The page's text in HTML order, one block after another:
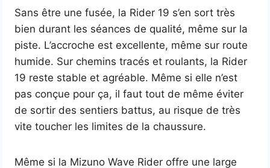
Sans être une fusée, la Rider 19 s’en sort très
bien durant les séances de qualité, même sur la
piste. L’accroche est excellente, même sur route
humide. Sur chemins tracés et roulants, la Rider
19 reste stable et agréable. Même si elle n’est
pas conçue pour ça, il faut tout de même éviter
de sortir des sentiers battus, au risque de très
vite toucher les limites de la chaussure.
Même si la Mizuno Wave Rider offre une large